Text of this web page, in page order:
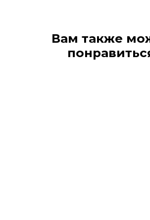
Вам также